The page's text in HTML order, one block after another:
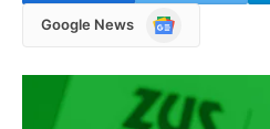
Google News
Google